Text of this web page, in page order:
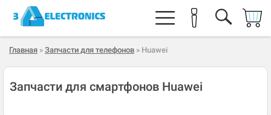
Главная » Запчасти для телефонов » Huawei
Запчасти для смартфонов Huawei